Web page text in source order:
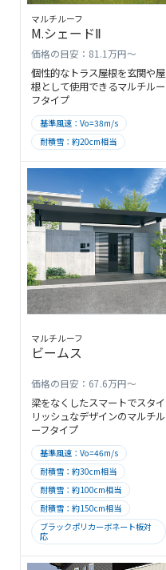
マルチルーフ
M.シェードⅡ
価格の目安：81.1万円～
個性的なトラス屋根を玄関や屋
根として使用できるマルチルー
フタイプ
基準風速：Vo=38m/s
耐積雪：約20cm相当
マルチルーフ
ビームス
価格の目安：67.6万円～
梁をなくしたスマートでスタイ
リッシュなデザインのマルチル
ーフタイプ
基準風速：Vo=46m/s
耐積雪：約30cm相当
耐積雪：約100cm相当
耐積雪：約150cm相当
ブラックポリカーボネート板対
応